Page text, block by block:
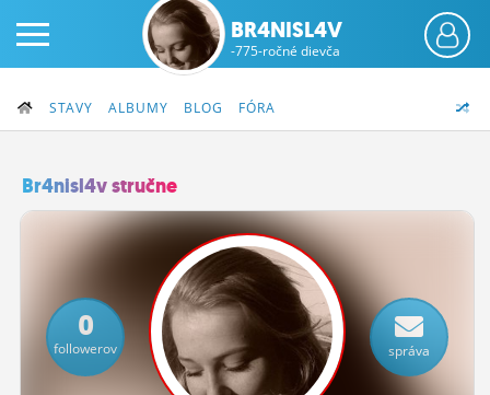
PRIHLÁS SA
ČINŽIAK
FÓRUM
STATUSY
BR4NISL4V
-775-ročné dievča
STAVY ALBUMY BLOG FÓRA
Br4nisl4v stručne
0
followerov správa